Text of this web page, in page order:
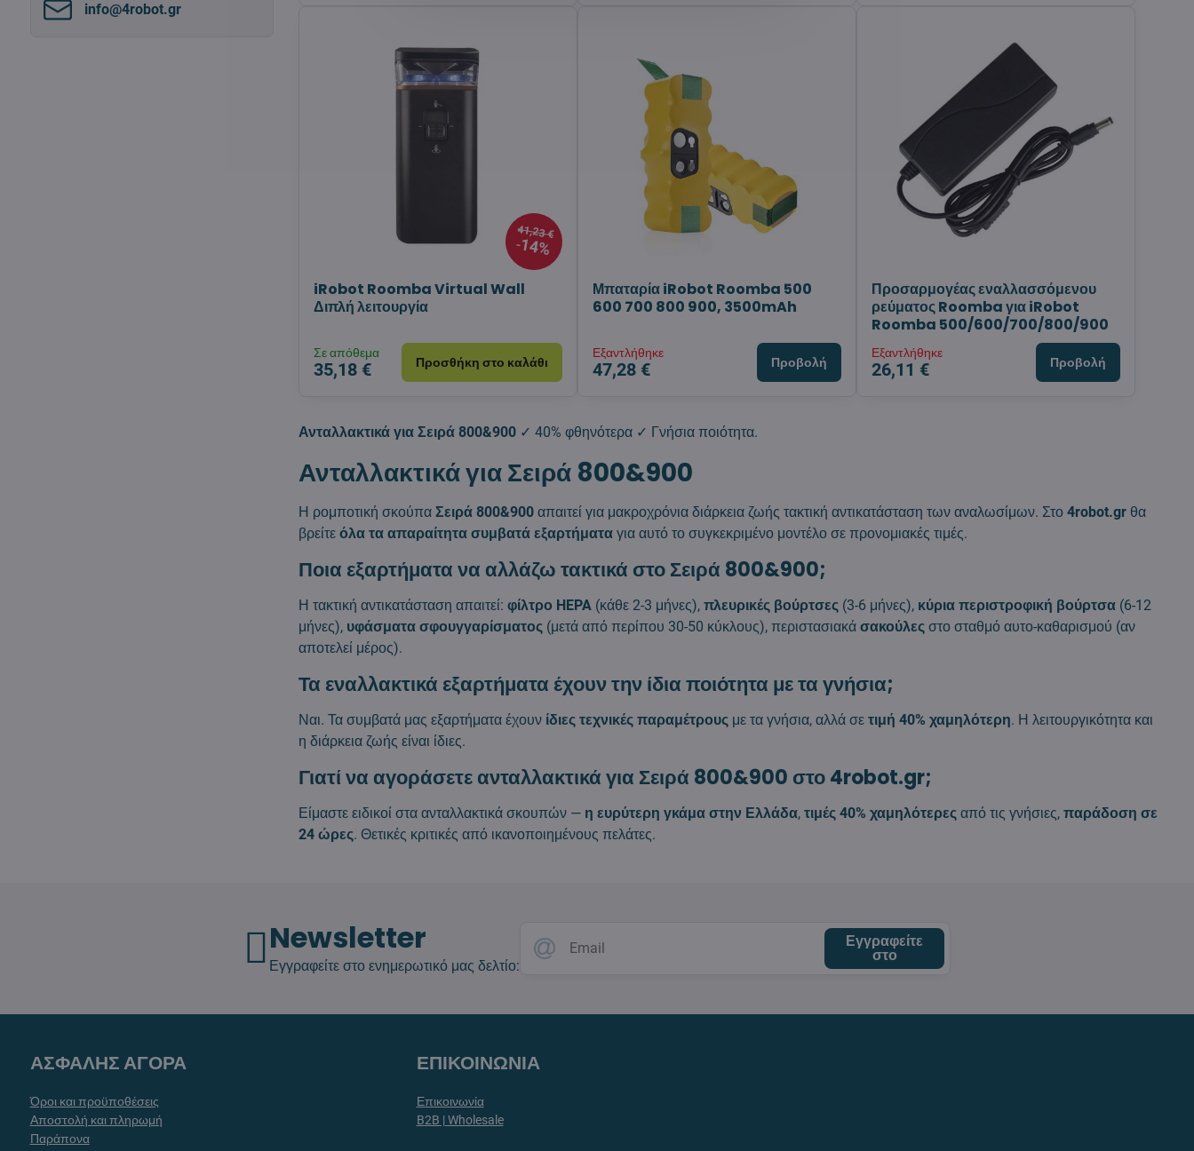
41,23 €
14%
iRobot Roomba Virtual Wall
Διπλή λειτουργία
Σε απόθεμα
35,18 € Προσθήκη στο καλάθι
Μπαταρία iRobot Roomba 500
600 700 800 900, 3500mAh
Εξαντλήθηκε
47,28 € Προβολή
Προσαρμογέας εναλλασσόμενου
ρεύματος Roomba για iRobot
Roomba 500/600/700/800/900
Εξαντλήθηκε
26,11 € Προβολή
Ανταλλακτικά για Σειρά 800&900 ✓ 40% φθηνότερα ✓ Γνήσια ποιότητα.
Ανταλλακτικά για Σειρά 800&900
Η ρομποτική σκούπαΣειρά 800&900 απαιτεί για μακροχρόνια διάρκεια ζωής τακτική αντικατάσταση των αναλωσίμων. Στο4robot.gr θα
βρείτεόλα τα απαραίτητα συμβατά εξαρτήματα για αυτό το συγκεκριμένο μοντέλο σε προνομιακές τιμές.
Ποια εξαρτήματα να αλλάζω τακτικά στο Σειρά 800&900;
Η τακτική αντικατάσταση απαιτεί:φίλτρο HEPA (κάθε 2-3 μήνες),πλευρικές βούρτσες (3-6 μήνες), κύρια περιστροφική βούρτσα (6-12
μήνες), υφάσματα σφουγγαρίσματος (μετά από περίπου 30-50 κύκλους), περιστασιακάσακούλες στο σταθμό αυτο-καθαρισμού (αν
αποτελεί μέρος).
Τα εναλλακτικά εξαρτήματα έχουν την ίδια ποιότητα με τα γνήσια;
Ναι. Τα συμβατά μας εξαρτήματα έχουν ίδιες τεχνικές παραμέτρους με τα γνήσια, αλλά σετιμή 40% χαμηλότερη. Η λειτουργικότητα και
η διάρκεια ζωής είναι ίδιες.
Γιατί να αγοράσετε ανταλλακτικά για Σειρά 800&900 στο 4robot.gr;
Είμαστε ειδικοί στα ανταλλακτικά σκουπών — η ευρύτερη γκάμα στην Ελλάδα,τιμές 40% χαμηλότερες από τις γνήσιες,παράδοση σε
24 ώρες. Θετικές κριτικές από ικανοποιημένους πελάτες.
info​@4robot​.gr
Newsletter
Εγγραφείτε στο ενημερωτικό μας δελτίο:
Εγγραφείτε
στο
ΑΣΦΑΛΗΣ ΑΓΟΡΑ
Όροι και προϋποθέσεις
Αποστολή και πληρωμή
Παράπονα
ΕΠΙΚΟΙΝΩΝΙΑ
Επικοινωνία
B2B | Wholesale